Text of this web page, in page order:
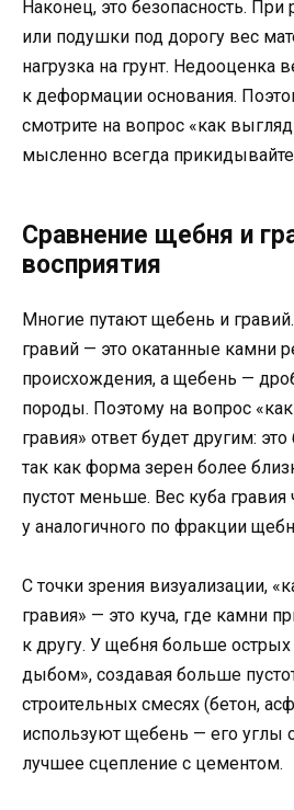
Наконец, это безопасность. При
или подушки под дорогу вес
нагрузка на грунт. Недооценка
к деформации основания.
смотрите на вопрос «как
мысленно всегда прикидывайте
Сравнение щебня и
восприятия
Многие путают щебень и
гравий — это окатанные камни
происхождения, а щебень —
породы. Поэтому на вопрос
гравия» ответ будет другим:
так как форма зерен более
пустот меньше. Вес куба
у аналогичного по фракции
С точки зрения визуализации,
гравия» — это куча, где камни
к другу. У щебня больше острых
дыбом», создавая больше
строительных смесях (бетон,
используют щебень — его углы
лучшее сцепление с цементом.